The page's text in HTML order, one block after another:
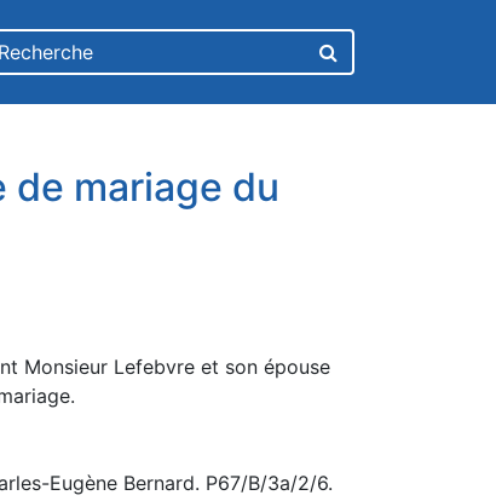
de mariage du
Monsieur Lefebvre et son épouse
Eugène Bernard. P67/B/3a/2/6.